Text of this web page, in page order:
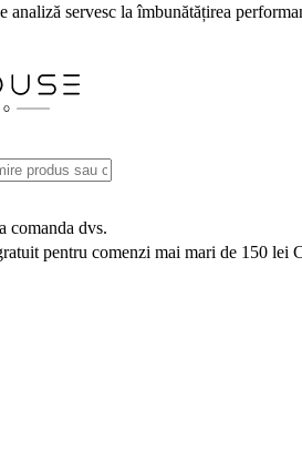
analiză servesc la îmbunătățirea
comanda dvs.
pentru comenzi mai mari de 150 lei